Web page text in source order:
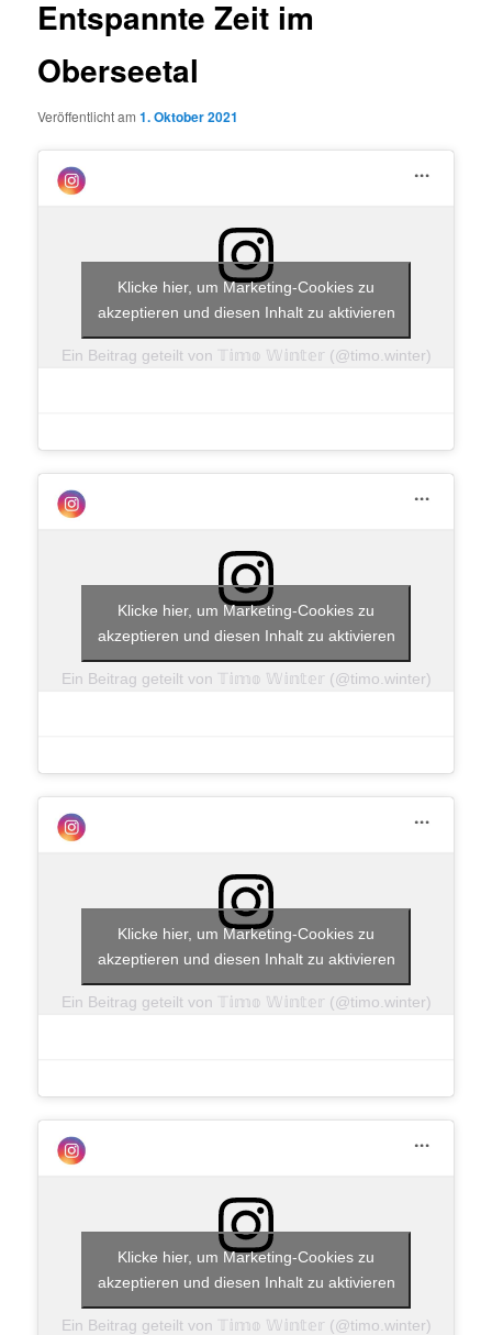
Entspannte Zeit im
Oberseetal
Veröffentlicht am1. Oktober 2021
Ein Beitrag geteilt von 𝕋𝕚𝕞𝕠 𝕎𝕚𝕟𝕥𝕖𝕣 (@timo.winter)
Klicke hier, um Marketing-Cookies zu
akzeptieren und diesen Inhalt zu aktivieren
Ein Beitrag geteilt von 𝕋𝕚𝕞𝕠 𝕎𝕚𝕟𝕥𝕖𝕣 (@timo.winter)
Klicke hier, um Marketing-Cookies zu
akzeptieren und diesen Inhalt zu aktivieren
Ein Beitrag geteilt von 𝕋𝕚𝕞𝕠 𝕎𝕚𝕟𝕥𝕖𝕣 (@timo.winter)
Klicke hier, um Marketing-Cookies zu
akzeptieren und diesen Inhalt zu aktivieren
Ein Beitrag geteilt von 𝕋𝕚𝕞𝕠 𝕎𝕚𝕟𝕥𝕖𝕣 (@timo.winter)
Klicke hier, um Marketing-Cookies zu
akzeptieren und diesen Inhalt zu aktivieren